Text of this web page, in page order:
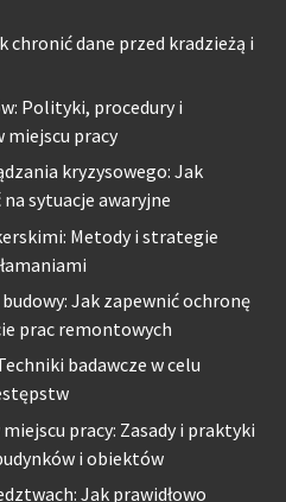
chronić dane przed kradzieżą i
Polityki, procedury i
pracy
kryzysowego: Jak
sytuacje awaryjne
Metody i strategie
Jak zapewnić ochronę
prac remontowych
badawcze w celu
pracy: Zasady i praktyki
i obiektów
Jak prawidłowo